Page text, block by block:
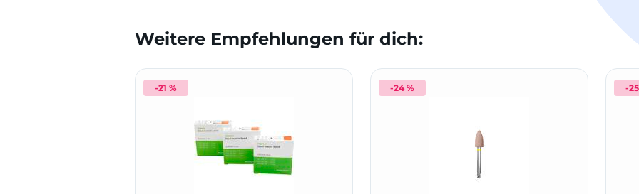
Weitere Empfehlungen für dich:
-21 % -24 % -